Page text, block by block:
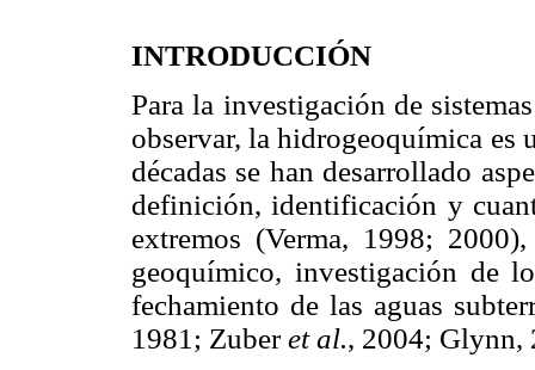
INTRODUCCIÓN
Para la investigación de
observar, la hidrogeoquímica es
décadas se han desarrollado
definición, identificación y
extremos (Verma, 1998;
geoquímico, investigación de
fechamiento de las aguas
1981; Zuberet al., 2004; Glynn,